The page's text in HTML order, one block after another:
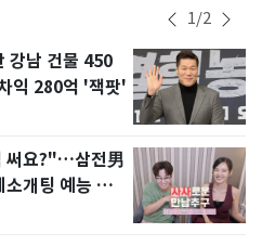
1/2
강남 건물 450
익 280억 '잭팟'
써요?"…삼전男
개팅 예능 화